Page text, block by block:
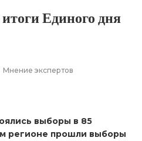
Единого дня
Мнение экспертов
выборы в 85
регионе прошли выборы